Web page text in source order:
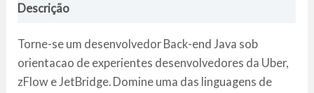
Descrição
Torne-se um desenvolvedor Back-end Java sob
orientacao de experientes desenvolvedores da Uber,
zFlow e JetBridge. Domine uma das linguagens de